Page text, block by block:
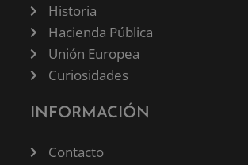
Historia
Hacienda Pública
Unión Europea
Curiosidades
INFORMACIÓN
Contacto